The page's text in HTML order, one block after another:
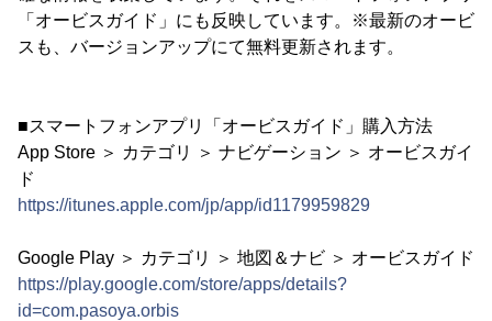
「オービスガイド」にも反映しています。※最新のオービ
スも、バージョンアップにて無料更新されます。
■スマートフォンアプリ「オービスガイド」購入方法
App Store ＞ カテゴリ ＞ ナビゲーション ＞ オービスガイ
ド
https://itunes.apple.com/jp/app/id1179959829
Google Play ＞ カテゴリ ＞ 地図＆ナビ ＞ オービスガイド
https://play.google.com/store/apps/details?
id=com.pasoya.orbis